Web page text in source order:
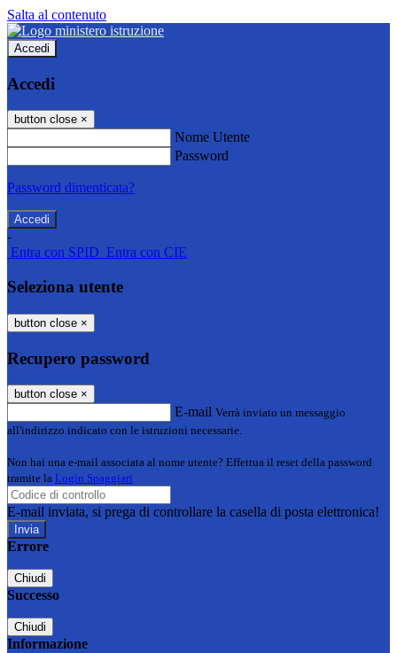
Salta al contenuto
Accedi
Accedi
button close ×
Nome Utente
Password
Password dimenticata?
-
Entra con SPID Entra con CIE
Seleziona utente
button close ×
Recupero password
button close ×
E-mail Verrà inviato un messaggio
all'indirizzo indicato con le istruzioni necessarie.
Non hai una e-mail associata al nome utente? Effettua il reset della password
tramite la Login Spaggiari
E-mail inviata, si prega di controllare la casella di posta elettronica!
Errore
Chiudi
Successo
Chiudi
Informazione